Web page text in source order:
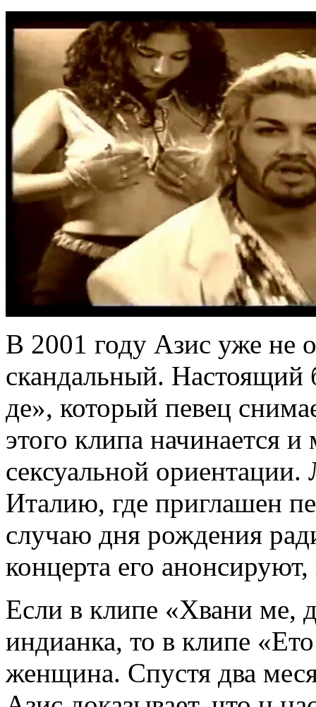
В 2001 году Азис уже не
скандальный.
де», который певец
этого клипа начинается
сексуальной
Италию, где приглашен
случаю дня рождения
концерта его
Если в клипе «Хвани ме,
индианка, то в клипе
женщина. Спустя два